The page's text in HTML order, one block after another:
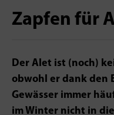
Zapfen für
Der Alet ist (noch)
obwohl er dank den
Gewässer immer
im Winter nicht in